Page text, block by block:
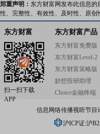
郑重声明： 东方财富网发布此信息
性、完整性、有效性、及时性、原
东方财富
扫一扫下载
APP
东方财富产品
东方财富免费版
东方财富Level-2
东方财富策略版
妙想投研助理
Choice金融终端
信息网络传播视听节目
沪ICP证:沪